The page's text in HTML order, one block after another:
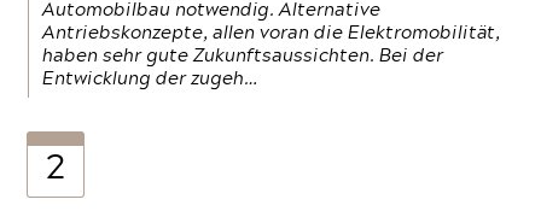
Automobilbau notwendig. Alternative
Antriebskonzepte, allen voran die Elektromobilität,
haben sehr gute Zukunftsaussichten. Bei der
Entwicklung der zugeh…
2